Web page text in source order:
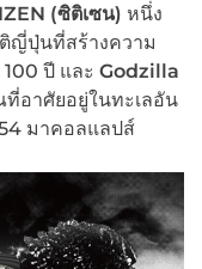
(ซิติเซน) หนึ่ง
ญี่ปุ่นที่สร้างความ
ปี และ Godzilla
อาศัยอยู่ในทะเลอัน
มาคอลแลปส์